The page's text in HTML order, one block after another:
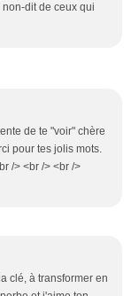
dit de ceux qui
de te "voir" chère
pour tes jolis mots.
/> <br /> <br />
clé, à transformer en